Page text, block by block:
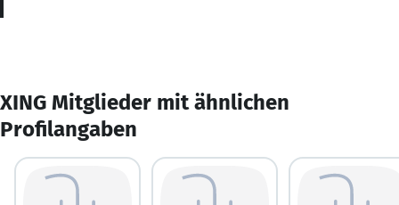
XING Mitglieder mit ähnlichen
Profilangaben